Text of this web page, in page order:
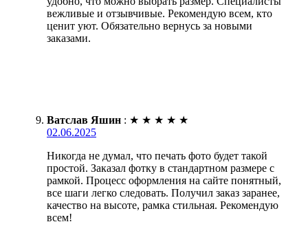
вежливые и отзывчивые. Рекомендую всем, кто
ценит уют. Обязательно вернусь за новыми
заказами.
Ватслав Яшин : ★ ★ ★ ★ ★
02.06.2025
Никогда не думал, что печать фото будет такой
простой. Заказал фотку в стандартном размере с
рамкой. Процесс оформления на сайте понятный,
все шаги легко следовать. Получил заказ заранее,
качество на высоте, рамка стильная. Рекомендую
всем!